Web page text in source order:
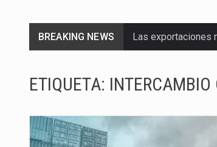
BREAKING NEWS
La Coalition for a
ETIQUETA: INTERCAMBIO